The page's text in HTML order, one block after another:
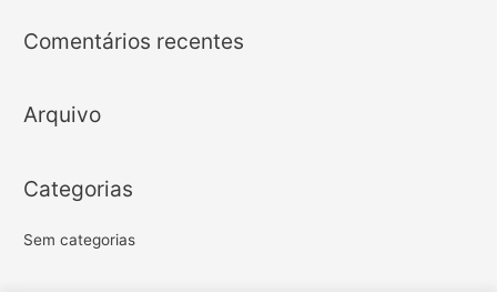
r
f
r
Comentários recentes
Arquivo
Categorias
Sem categorias